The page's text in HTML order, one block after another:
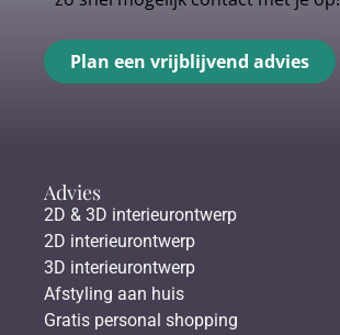
Plan een vrijblijvend advies
Advies
2D & 3D interieurontwerp
2D interieurontwerp
3D interieurontwerp
Afstyling aan huis
Gratis personal shopping